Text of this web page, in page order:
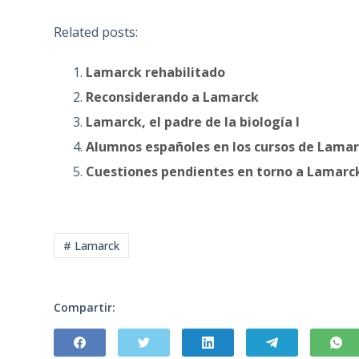
Related posts:
Lamarck rehabilitado
Reconsiderando a Lamarck
Lamarck, el padre de la biología I
Alumnos españoles en los cursos de
Cuestiones pendientes en torno a
# Lamarck
Compartir: